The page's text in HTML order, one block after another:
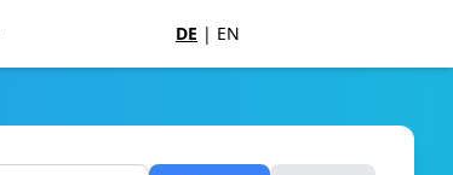
DE | EN